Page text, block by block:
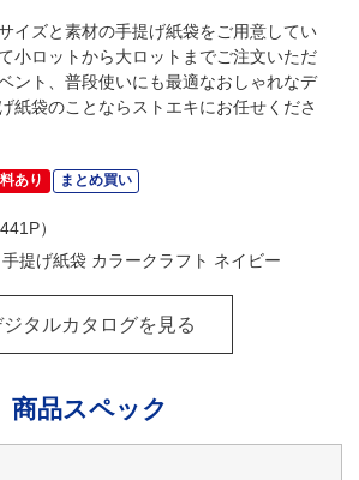
イズと素材の手提げ紙袋をご用意してい
小ロットから大ロットまでご注文いただ
ント、普段使いにも最適なおしゃれなデ
紙袋のことならストエキにお任せくださ
あり まとめ買い
）
提げ紙袋 カラークラフト ネイビー
ジタルカタログを見る
商品スペック